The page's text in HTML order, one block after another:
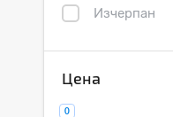
Изчерпан
Цена
0